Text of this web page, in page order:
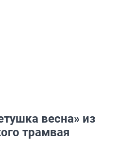
весна» из
трамвая